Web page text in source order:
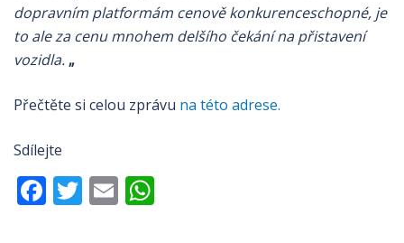
dopravním platformám cenově konkurenceschopné, je
to ale za cenu mnohem delšího čekání na přistavení
vozidla. „
Přečtěte si celou zprávu na této adrese.
Sdílejte
Facebook
Twitter
Email